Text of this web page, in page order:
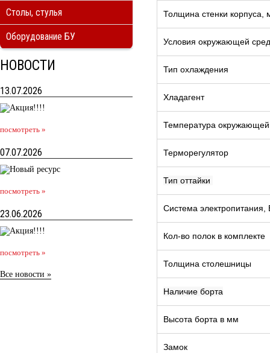
Столы, стулья
Оборудование БУ
НОВОСТИ
13.07.2026
посмотреть »
07.07.2026
посмотреть »
23.06.2026
посмотреть »
Все новости »
Толщина стенки корпуса,
Условия окружающей
Тип охлаждения
Хладагент
Температура
Терморегулятор
Тип оттайки
Система электропитания,
Кол-во полок в комплекте
Толщина столешницы
Наличие борта
Высота борта в мм
Замок